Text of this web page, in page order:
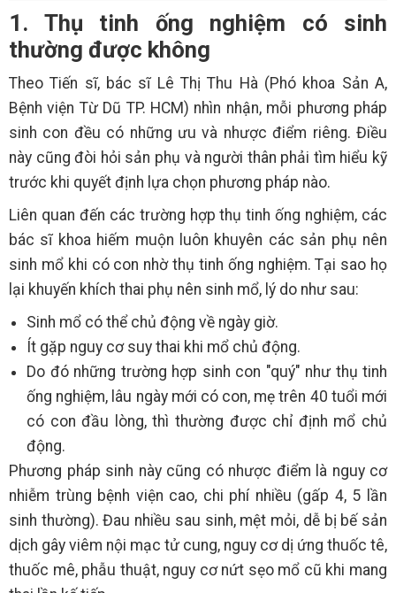
1. Thụ tinh ống nghiệm có sinh
thường được không
Theo Tiến sĩ, bác sĩ Lê Thị Thu Hà (Phó khoa Sản A,
Bệnh viện Từ Dũ TP. HCM) nhìn nhận, mỗi phương pháp
sinh con đều có những ưu và nhược điểm riêng. Điều
này cũng đòi hỏi sản phụ và người thân phải tìm hiểu kỹ
trước khi quyết định lựa chọn phương pháp nào.
Liên quan đến các trường hợp thụ tinh ống nghiệm, các
bác sĩ khoa hiếm muộn luôn khuyên các sản phụ nên
sinh mổ khi có con nhờ thụ tinh ống nghiệm. Tại sao họ
lại khuyến khích thai phụ nên sinh mổ, lý do như sau:
Sinh mổ có thể chủ động về ngày giờ.
Ít gặp nguy cơ suy thai khi mổ chủ động.
Do đó những trường hợp sinh con "quý" như thụ tinh
ống nghiệm, lâu ngày mới có con, mẹ trên 40 tuổi mới
có con đầu lòng, thì thường được chỉ định mổ chủ
động.
Phương pháp sinh này cũng có nhược điểm là nguy cơ
nhiễm trùng bệnh viện cao, chi phí nhiều (gấp 4, 5 lần
sinh thường). Đau nhiều sau sinh, mệt mỏi, dễ bị bế sản
dịch gây viêm nội mạc tử cung, nguy cơ dị ứng thuốc tê,
thuốc mê, phẫu thuật, nguy cơ nứt sẹo mổ cũ khi mang